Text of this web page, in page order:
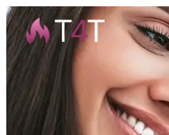
Türkçe
Deutsch